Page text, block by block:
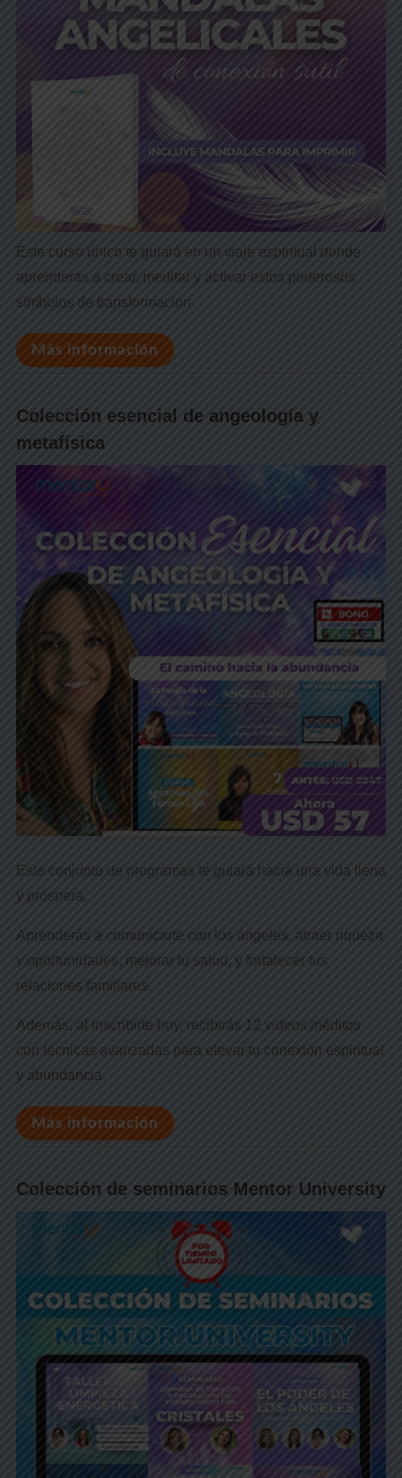
Este curso único te guiará en un viaje espiritual donde
aprenderás a crear, meditar y activar estos poderosos
símbolos de transformación.
Más información
Colección esencial de angeología y
metafísica
Este conjunto de programas te guiará hacia una vida llena
y próspera.
Aprenderás a comunicarte con los ángeles, atraer riqueza
y oportunidades, mejorar tu salud, y fortalecer tus
relaciones familiares.
Además, al inscribirte hoy, recibirás 12 videos inéditos
con técnicas avanzadas para elevar tu conexión espiritual
y abundancia.
Más información
Colección de seminarios Mentor University